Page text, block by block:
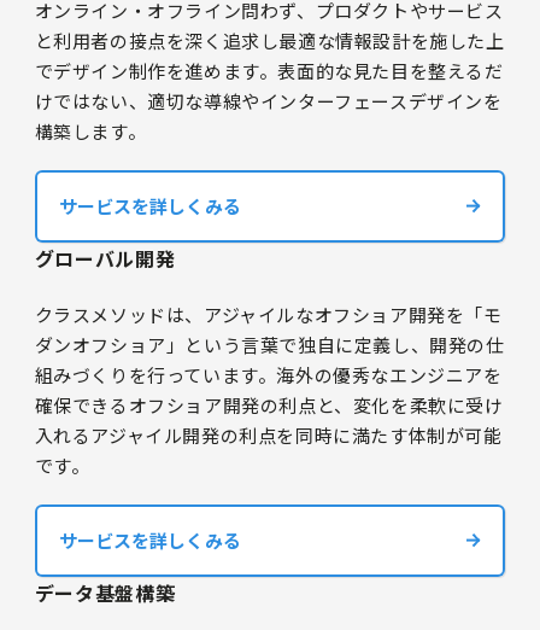
オンライン・オフライン問わず、プロダクトやサービス
と利用者の接点を深く追求し最適な情報設計を施した上
でデザイン制作を進めます。表面的な見た目を整えるだ
けではない、適切な導線やインターフェースデザインを
構築します。
サービスを詳しくみる
グローバル開発
クラスメソッドは、アジャイルなオフショア開発を「モ
ダンオフショア」という言葉で独自に定義し、開発の仕
組みづくりを行っています。海外の優秀なエンジニアを
確保できるオフショア開発の利点と、変化を柔軟に受け
入れるアジャイル開発の利点を同時に満たす体制が可能
です。
サービスを詳しくみる
データ基盤構築